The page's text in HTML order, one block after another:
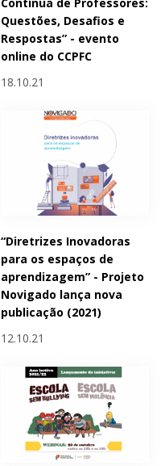
Questões, Desafios e
Respostas” - evento
online do CCPFC
18.10.21
“Diretrizes Inovadoras
para os espaços de
aprendizagem” - Projeto
Novigado lança nova
publicação (2021)
12.10.21